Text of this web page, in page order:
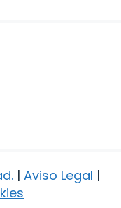
. | Aviso Legal |